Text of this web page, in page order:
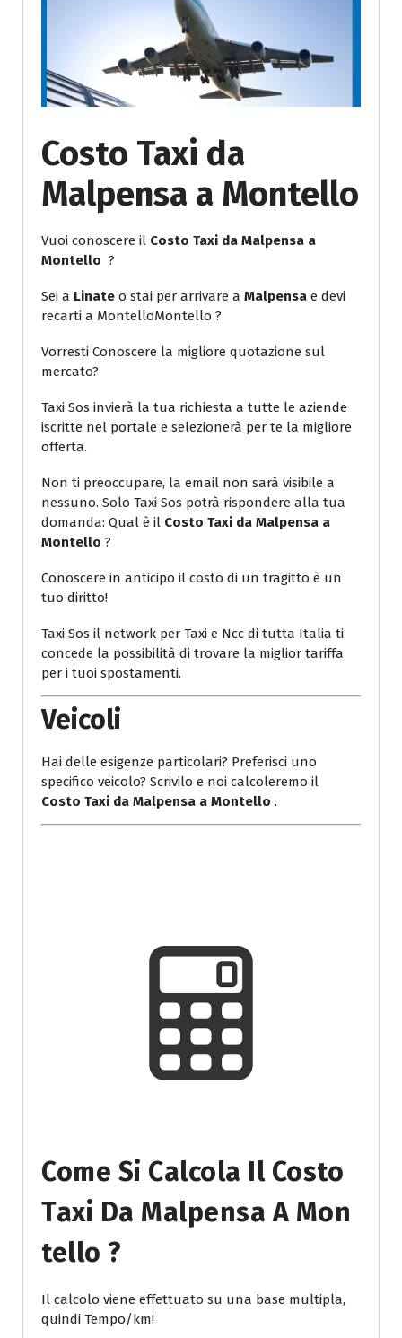
Costo Taxi da
Malpensa a Montello
Vuoi conoscere il Costo Taxi da Malpensa a
Montello ?
Sei a Linate o stai per arrivare a Malpensa e devi
recarti a MontelloMontello ?
Vorresti Conoscere la migliore quotazione sul
mercato?
Taxi Sos invierà la tua richiesta a tutte le aziende
iscritte nel portale e selezionerà per te la migliore
offerta.
Non ti preoccupare, la email non sarà visibile a
nessuno. Solo Taxi Sos potrà rispondere alla tua
domanda: Qual è il Costo Taxi da Malpensa a
Montello ?
Conoscere in anticipo il costo di un tragitto è un
tuo diritto!
Taxi Sos il network per Taxi e Ncc di tutta Italia ti
concede la possibilità di trovare la miglior tariffa
per i tuoi spostamenti.
Veicoli
Hai delle esigenze particolari? Preferisci uno
specifico veicolo? Scrivilo e noi calcoleremo il
Costo Taxi da Malpensa a Montello .
Come Si Calcola Il Costo
Taxi Da Malpensa A Mon
Tello ?
Il calcolo viene effettuato su una base multipla,
quindi Tempo/km!